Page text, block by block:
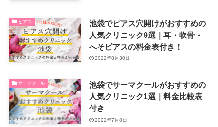
ピアス
池袋でピアス穴開けがおすすめの
人気クリニック9選｜耳・軟骨・
へそピアスの料金表付き！
2022年8月30日
サーマクール
池袋でサーマクールがおすすめの
人気クリニック1選｜料金比較表
付き
2022年7月8日